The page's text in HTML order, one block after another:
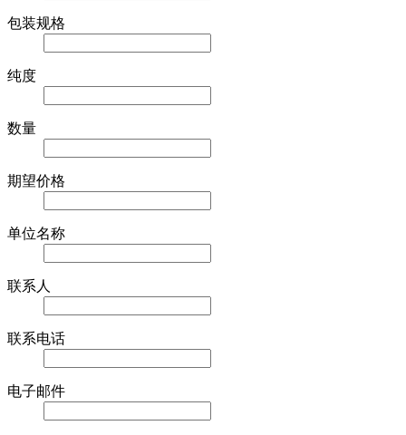
包装规格
纯度
数量
期望价格
单位名称
联系人
联系电话
电子邮件